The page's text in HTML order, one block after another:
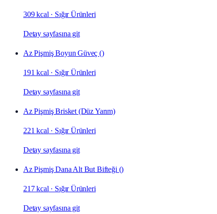
309 kcal · Sığır Ürünleri
Detay sayfasına git
Az Pişmiş Boyun Güveç ()
191 kcal · Sığır Ürünleri
Detay sayfasına git
Az Pişmiş Brisket (Düz Yarım)
221 kcal · Sığır Ürünleri
Detay sayfasına git
Az Pişmiş Dana Alt But Bifteği ()
217 kcal · Sığır Ürünleri
Detay sayfasına git